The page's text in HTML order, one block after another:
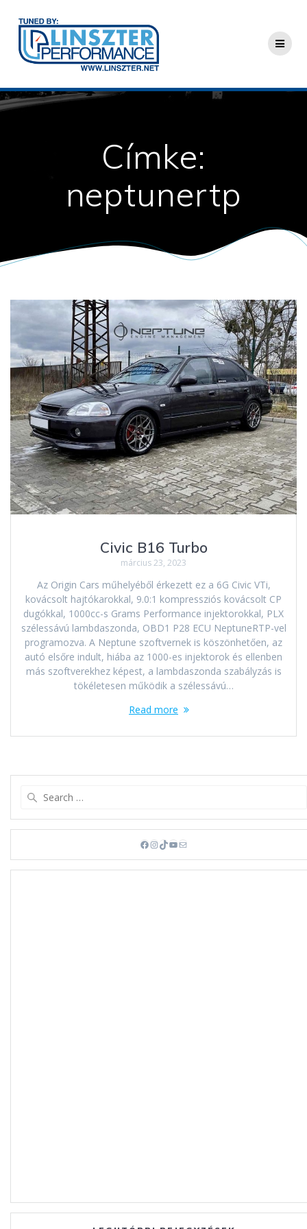
content
Címke:
neptunertp
Civic B16 Turbo
március 23, 2023
Az Origin Cars műhelyéből érkezett ez a 6G Civic VTi,
kovácsolt hajtókarokkal, 9.0:1 kompressziós kovácsolt CP
dugókkal, 1000cc-s Grams Performance injektorokkal, PLX
szélessávú lambdaszonda, OBD1 P28 ECU NeptuneRTP-vel
programozva. A Neptune szoftvernek is köszönhetően, az
autó elsőre indult, hiába az 1000-es injektorok és ellenben
más szoftverekhez képest, a lambdaszonda szabályzás is
tökéletesen működik a szélessávú…
Read more
Facebook
Instagram
TikTok
YouTube
Mail